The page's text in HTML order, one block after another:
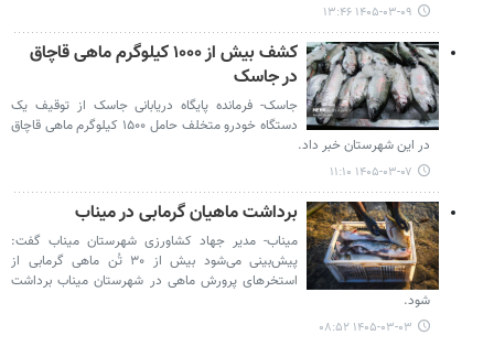
۱۴۰۵-۰۳-۰۹ ۱۳:۴۶
کشف بیش از ۱۰۰۰ کیلوگرم ماهی قاچاق
در جاسک
جاسک- فرمانده پایگاه دریابانی جاسک از توقیف یک
دستگاه خودرو متخلف حامل ۱۵۰۰ کیلوگرم ماهی قاچاق
در این شهرستان خبر داد.
۱۴۰۵-۰۳-۰۷ ۱۱:۱۰
برداشت ماهیان گرمابی در میناب
میناب- مدیر جهاد کشاورزی شهرستان میناب گفت:
پیش‌بینی می‌شود بیش از ۳۰ تُن ماهی گرمابی از
استخرهای پرورش ماهی در شهرستان میناب برداشت
شود.
۱۴۰۵-۰۳-۰۳ ۰۸:۵۲